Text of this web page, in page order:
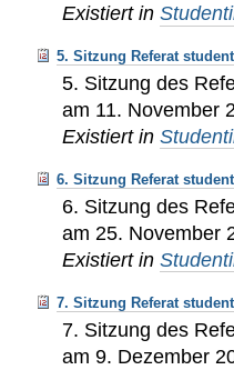
Existiert in
5. Sitzung Referat
5. Sitzung des
am 11. November
Existiert in
6. Sitzung Referat
6. Sitzung des
am 25. November
Existiert in
7. Sitzung Referat
7. Sitzung des
am 9. Dezember